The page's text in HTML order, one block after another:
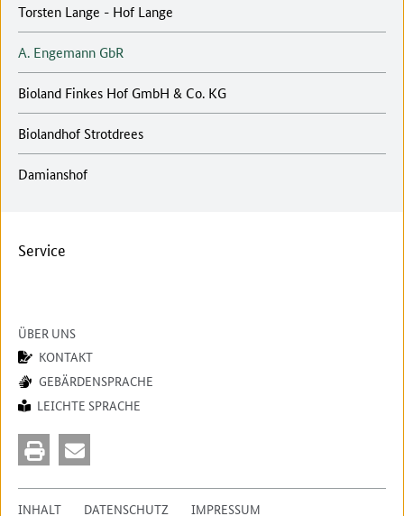
Torsten Lange - Hof Lange
A. Engemann GbR
Bioland Finkes Hof GmbH & Co. KG
Biolandhof Strotdrees
Damianshof
Service
ÜBER UNS
KONTAKT
GEBÄRDENSPRACHE
LEICHTE SPRACHE
INHALT DATENSCHUTZ IMPRESSUM